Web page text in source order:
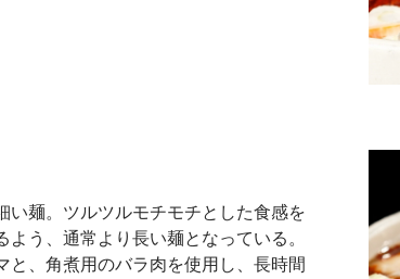
い麺。ツルツルモチモチとした食感を
う、通常より長い麺となっている。
と、角煮用のバラ肉を使用し、長時間